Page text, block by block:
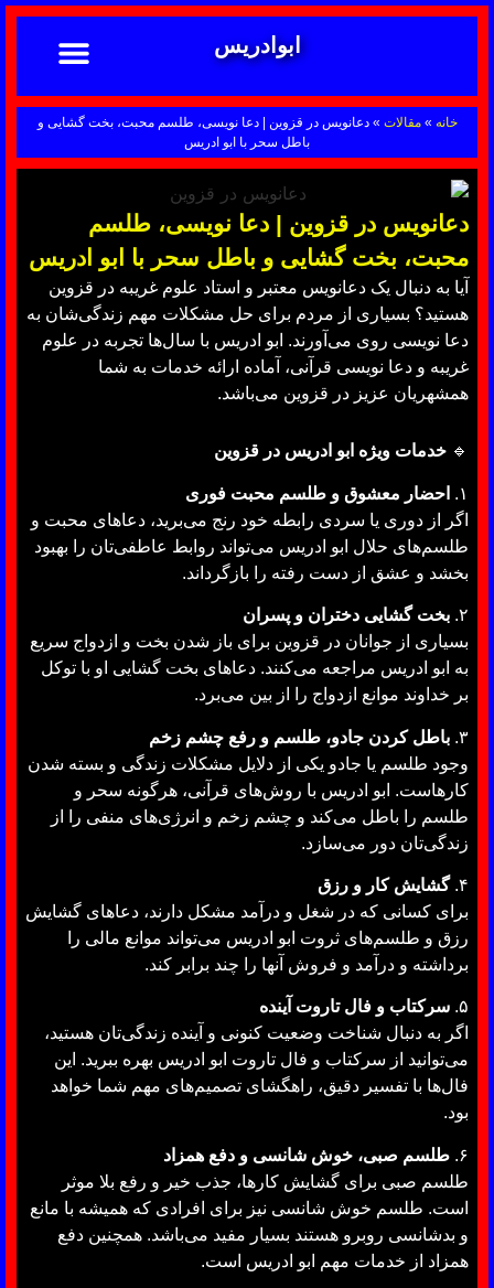
ابوادریس
خانه »مقالات »دعانویس در قزوین | دعا نویسی، طلسم محبت، بخت گشایی و
باطل سحر با ابو ادریس
دعانویس در قزوین | دعا نویسی، طلسم
محبت، بخت گشایی و باطل سحر با ابو ادریس
آیا به دنبال یک دعانویس معتبر و استاد علوم غریبه در قزوین
هستید؟ بسیاری از مردم برای حل مشکلات مهم زندگی‌شان به
دعا نویسی روی می‌آورند. ابو ادریس با سال‌ها تجربه در علوم
غریبه و دعا نویسی قرآنی، آماده ارائه خدمات به شما
همشهریان عزیز در قزوین می‌باشد.
🔹 خدمات ویژه ابو ادریس در قزوین
۱.
احضار معشوق و طلسم محبت فوری
اگر از دوری یا سردی رابطه خود رنج می‌برید، دعاهای محبت و
طلسم‌های حلال ابو ادریس می‌تواند روابط عاطفی‌تان را بهبود
بخشد و عشق از دست رفته را بازگرداند.
۲. بخت گشایی دختران و پسران
بسیاری از جوانان در قزوین برای باز شدن بخت و ازدواج سریع
به ابو ادریس مراجعه می‌کنند. دعاهای بخت گشایی او با توکل
بر خداوند موانع ازدواج را از بین می‌برد.
۳. باطل کردن جادو، طلسم و رفع چشم زخم
وجود طلسم یا جادو یکی از دلایل مشکلات زندگی و بسته شدن
کارهاست. ابو ادریس با روش‌های قرآنی، هرگونه سحر و
طلسم را باطل می‌کند و چشم زخم و انرژی‌های منفی را از
زندگی‌تان دور می‌سازد.
۴. گشایش کار و رزق
برای کسانی که در شغل و درآمد مشکل دارند، دعاهای گشایش
رزق و طلسم‌های ثروت ابو ادریس می‌تواند موانع مالی را
برداشته و درآمد و فروش آنها را چند برابر کند.
۵. سرکتاب و فال تاروت آینده
اگر به دنبال شناخت وضعیت کنونی و آینده زندگی‌تان هستید،
می‌توانید از سرکتاب و فال تاروت ابو ادریس بهره ببرید. این
فال‌ها با تفسیر دقیق، راهگشای تصمیم‌های مهم شما خواهد
بود.
۶. طلسم صبی، خوش شانسی و دفع همزاد
طلسم صبی برای گشایش کارها، جذب خیر و رفع بلا موثر
است. طلسم خوش شانسی نیز برای افرادی که همیشه با مانع
و بدشانسی روبرو هستند بسیار مفید می‌باشد. همچنین دفع
همزاد از خدمات مهم ابو ادریس است.